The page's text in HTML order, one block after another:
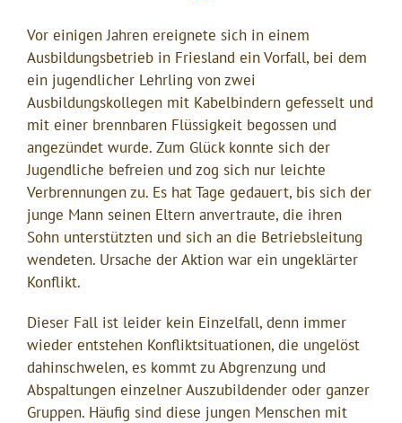
Vor einigen Jahren ereignete sich in einem
Ausbildungsbetrieb in Friesland ein Vorfall, bei dem
ein jugendlicher Lehrling von zwei
Ausbildungskollegen mit Kabelbindern gefesselt und
mit einer brennbaren Flüssigkeit begossen und
angezündet wurde. Zum Glück konnte sich der
Jugendliche befreien und zog sich nur leichte
Verbrennungen zu. Es hat Tage gedauert, bis sich der
junge Mann seinen Eltern anvertraute, die ihren
Sohn unterstützten und sich an die Betriebsleitung
wendeten. Ursache der Aktion war ein ungeklärter
Konflikt.
Dieser Fall ist leider kein Einzelfall, denn immer
wieder entstehen Konfliktsituationen, die ungelöst
dahinschwelen, es kommt zu Abgrenzung und
Abspaltungen einzelner Auszubildender oder ganzer
Gruppen. Häufig sind diese jungen Menschen mit